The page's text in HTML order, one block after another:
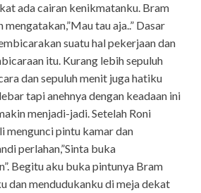
ada cairan kenikmatanku. Bram
tau aja..” Dasar
suatu hal pekerjaan dan
itu. Kurang lebih sepuluh
dan sepuluh menit juga hatiku
tapi anehnya dengan keadaan ini
menjadi-jadi. Setelah Roni
mengunci pintu kamar dan
perlahan,”Sinta buka
Begitu aku buka pintunya Bram
dan mendudukanku di meja dekat